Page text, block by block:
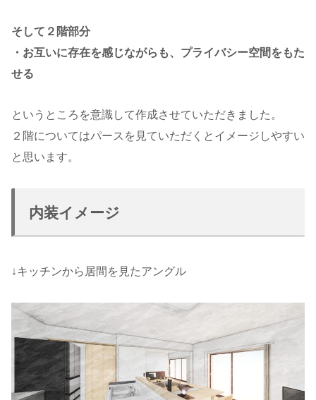
そして２階部分
・お互いに存在を感じながらも、プライバシー空間をもた
せる
というところを意識して作成させていただきました。
２階についてはパースを見ていただくとイメージしやすい
と思います。
内装イメージ
↓キッチンから居間を見たアングル